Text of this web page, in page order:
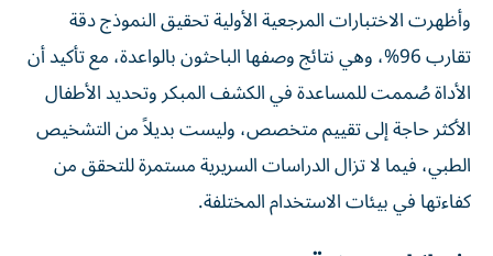
وأظهرت الاختبارات المرجعية الأولية تحقيق النموذج دقة
تقارب 96%، وهي نتائج وصفها الباحثون بالواعدة، مع تأكيد أن
الأداة صُممت للمساعدة في الكشف المبكر وتحديد الأطفال
الأكثر حاجة إلى تقييم متخصص، وليست بديلاً من التشخيص
الطبي، فيما لا تزال الدراسات السريرية مستمرة للتحقق من
كفاءتها في بيئات الاستخدام المختلفة.